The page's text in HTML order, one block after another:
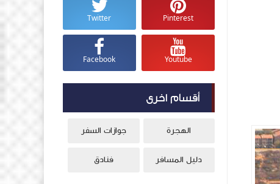
Pinterest
Twitter
Youtube
Facebook
أقسام اخرى
الهجرة جوازات السفر
دليل المسافر فنادق